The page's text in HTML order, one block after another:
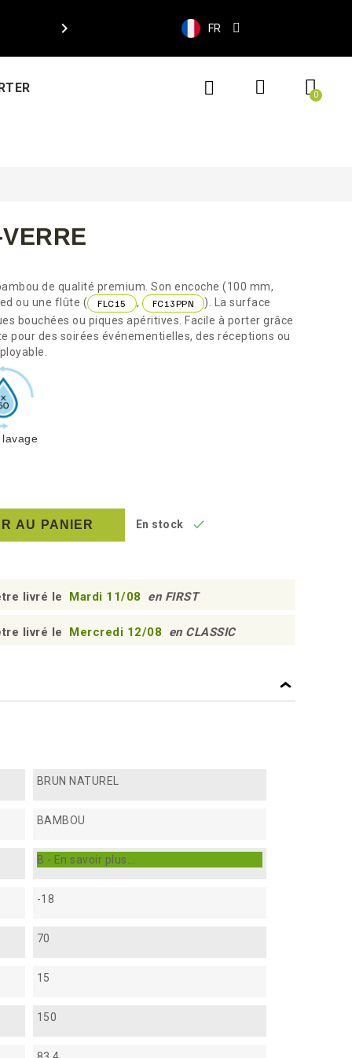
 FR
de qualité premium. Son encoche (100 mm,
ou une flûte (
FLC15 , FC13PPN
). La surface
bouchées ou piques apéritives. Facile à porter grâce
pour des soirées événementielles, des réceptions ou
AU PANIER En stock 
livré le Mardi 11/08 en FIRST
livré le Mercredi 12/08 en CLASSIC
BRUN NATUREL
BAMBOU
B - En savoir plus...
-18
70
15
150